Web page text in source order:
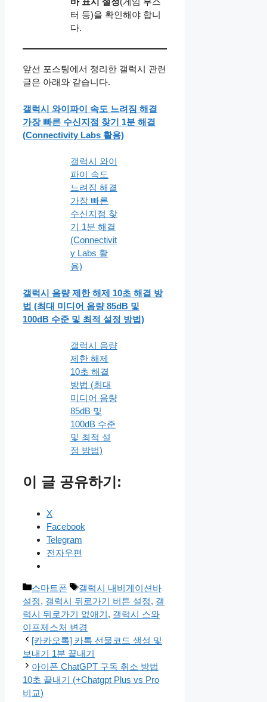
터 등)을 확인해야 합니
다.
앞선 포스팅에서 정리한 갤럭시 관련
글은 아래와 같습니다.
갤럭시 와이파이 속도 느려짐 해결
가장 빠른 수신지점 찾기 1분 해결
(Connectivity Labs 활용)
갤럭시 와이
파이 속도
느려짐 해결
가장 빠른
수신지점 찾
기 1분 해결
(Connectivit
y Labs 활
용)
갤럭시 음량 제한 해제 10초 해결 방
법 (최대 미디어 음량 85dB 및
100dB 수준 및 최적 설정 방법)
갤럭시 음량
제한 해제
10초 해결
방법 (최대
미디어 음량
85dB 및
100dB 수준
및 최적 설
정 방법)
이 글 공유하기:
X
Facebook
Telegram
전자우편
카
테
고
리
스마트폰
태
그
갤럭시 내비게이션바
설정, 갤럭시 뒤로가기 버튼 설정, 갤
럭시 뒤로가기 없애기, 갤럭시 스와
이프제스처 변경
[카카오톡] 카톡 선물코드 생성 및
보내기 1분 끝내기
아이폰 ChatGPT 구독 취소 방법
10초 끝내기 (+Chatgpt Plus vs Pro
비교)